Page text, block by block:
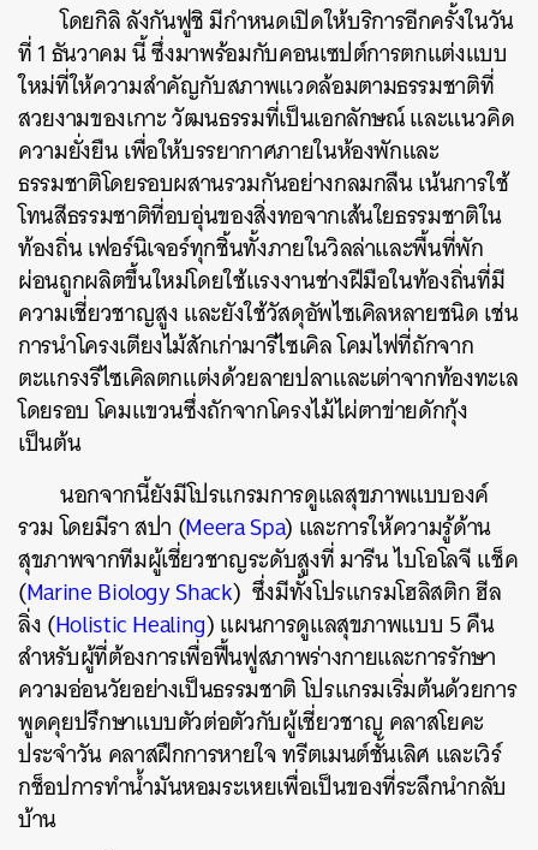
โดยกิลิ ลังกันฟูชิ มีกำหนดเปิดให้บริการอีกครั้งในวัน
ที่ 1 ธันวาคม นี้ ซึ่งมาพร้อมกับคอนเซปต์การตกแต่งแบบ
ใหม่ที่ให้ความสำคัญกับสภาพแวดล้อมตามธรรมชาติที่
สวยงามของเกาะ วัฒนธรรมที่เป็นเอกลักษณ์ และแนวคิด
ความยั่งยืน เพื่อให้บรรยากาศภายในห้องพักและ
ธรรมชาติโดยรอบผสานรวมกันอย่างกลมกลืน เน้นการใช้
โทนสีธรรมชาติที่อบอุ่นของสิ่งทอจากเส้นใยธรรมชาติใน
ท้องถิ่น เฟอร์นิเจอร์ทุกชิ้นทั้งภายในวิลล่าและพื้นที่พัก
ผ่อนถูกผลิตขึ้นใหม่โดยใช้แรงงานช่างฝีมือในท้องถิ่นที่มี
ความเชี่ยวชาญสูง และยังใช้วัสดุอัพไซเคิลหลายชนิด เช่น
การนำโครงเตียงไม้สักเก่ามารีไซเคิล โคมไฟที่ถักจาก
ตะแกรงรีไซเคิลตกแต่งด้วยลายปลาและเต่าจากท้องทะเล
โดยรอบ โคมแขวนซึ่งถักจากโครงไม้ไผ่ตาข่ายดักกุ้ง
เป็นต้น
นอกจากนี้ยังมีโปรแกรมการดูแลสุขภาพแบบองค์
รวม โดยมีรา สปา (Meera Spa) และการให้ความรู้ด้าน
สุขภาพจากทีมผู้เชี่ยวชาญระดับสูงที่ มารีน ไบโอโลจี แช็ค
(Marine Biology Shack) ซึ่งมีทั้งโปรแกรมโฮลิสติก ฮีล
ลิ่ง (Holistic Healing) แผนการดูแลสุขภาพแบบ 5 คืน
สำหรับผู้ที่ต้องการเพื่อฟื้นฟูสภาพร่างกายและการรักษา
ความอ่อนวัยอย่างเป็นธรรมชาติ โปรแกรมเริ่มต้นด้วยการ
พูดคุยปรึกษาแบบตัวต่อตัวกับผู้เชี่ยวชาญ คลาสโยคะ
ประจำวัน คลาสฝึกการหายใจ ทรีตเมนต์ชั้นเลิศ และเวิร์
กช็อปการทำน้ำมันหอมระเหยเพื่อเป็นของที่ระลึกนำกลับ
บ้าน